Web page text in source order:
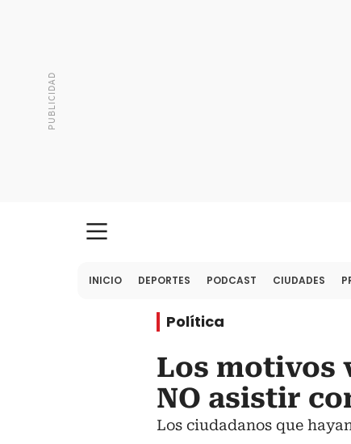
INICIO DEPORTES PODCAST CIUDADES
Política
Los motivos
NO asistir
Los ciudadanos que